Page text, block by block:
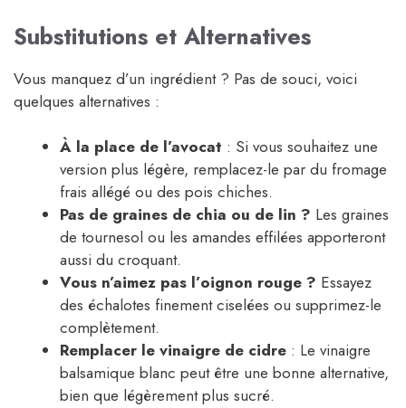
Substitutions et Alternatives
Vous manquez d’un ingrédient ? Pas de souci, voici
quelques alternatives :
À la place de l’avocat : Si vous souhaitez une
version plus légère, remplacez-le par du fromage
frais allégé ou des pois chiches.
Pas de graines de chia ou de lin ? Les graines
de tournesol ou les amandes effilées apporteront
aussi du croquant.
Vous n’aimez pas l’oignon rouge ? Essayez
des échalotes finement ciselées ou supprimez-le
complètement.
Remplacer le vinaigre de cidre : Le vinaigre
balsamique blanc peut être une bonne alternative,
bien que légèrement plus sucré.